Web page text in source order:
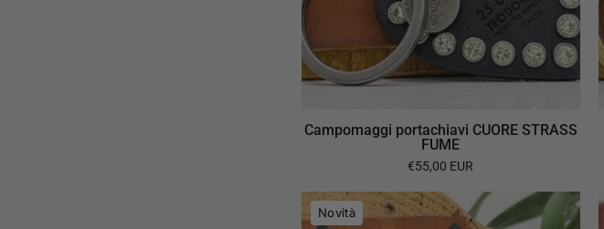
Campomaggi portachiavi CUORE STRASS
FUME
€55,00 EUR
Campomaggi
portachiavi
Novità